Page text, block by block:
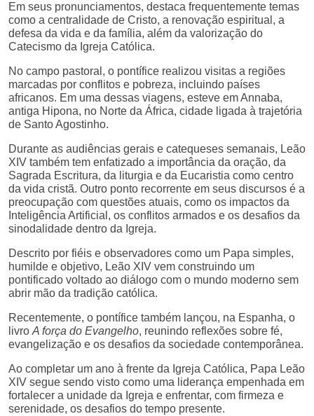
Em seus pronunciamentos, destaca frequentemente temas
como a centralidade de Cristo, a renovação espiritual, a
defesa da vida e da família, além da valorização do
Catecismo da Igreja Católica.
No campo pastoral, o pontífice realizou visitas a regiões
marcadas por conflitos e pobreza, incluindo países
africanos. Em uma dessas viagens, esteve em Annaba,
antiga Hipona, no Norte da África, cidade ligada à trajetória
de Santo Agostinho.
Durante as audiências gerais e catequeses semanais, Leão
XIV também tem enfatizado a importância da oração, da
Sagrada Escritura, da liturgia e da Eucaristia como centro
da vida cristã. Outro ponto recorrente em seus discursos é a
preocupação com questões atuais, como os impactos da
Inteligência Artificial, os conflitos armados e os desafios da
sinodalidade dentro da Igreja.
Descrito por fiéis e observadores como um Papa simples,
humilde e objetivo, Leão XIV vem construindo um
pontificado voltado ao diálogo com o mundo moderno sem
abrir mão da tradição católica.
Recentemente, o pontífice também lançou, na Espanha, o
livro A força do Evangelho, reunindo reflexões sobre fé,
evangelização e os desafios da sociedade contemporânea.
Ao completar um ano à frente da Igreja Católica, Papa Leão
XIV segue sendo visto como uma liderança empenhada em
fortalecer a unidade da Igreja e enfrentar, com firmeza e
serenidade, os desafios do tempo presente.